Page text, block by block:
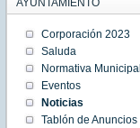
AYUNTAMIENTO
Corporación 2023
Saluda
Normativa Municipal
Eventos
Noticias
Tablón de Anuncios